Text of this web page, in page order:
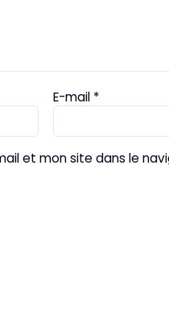
E-mail *
et mon site dans le